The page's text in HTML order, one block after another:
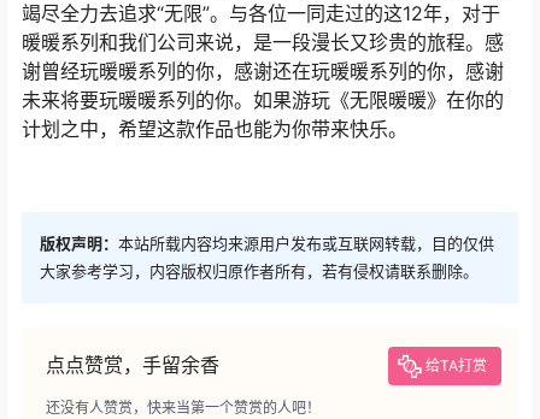
竭尽全力去追求“无限”。与各位一同走过的这12年，对于
暖暖系列和我们公司来说，是一段漫长又珍贵的旅程。感
谢曾经玩暖暖系列的你，感谢还在玩暖暖系列的你，感谢
未来将要玩暖暖系列的你。如果游玩《无限暖暖》在你的
计划之中，希望这款作品也能为你带来快乐。
版权声明： 本站所载内容均来源用户发布或互联网转载，目的仅供
大家参考学习，内容版权归原作者所有，若有侵权请联系删除。
点点赞赏，手留余香 给TA打赏
还没有人赞赏，快来当第一个赞赏的人吧！